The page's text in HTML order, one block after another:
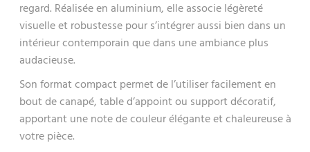
regard. Réalisée en aluminium, elle associe légèreté
visuelle et robustesse pour s’intégrer aussi bien dans un
intérieur contemporain que dans une ambiance plus
audacieuse.
Son format compact permet de l’utiliser facilement en
bout de canapé, table d’appoint ou support décoratif,
apportant une note de couleur élégante et chaleureuse à
votre pièce.